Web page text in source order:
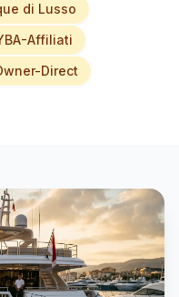
di Lusso
Affiliati
Direct